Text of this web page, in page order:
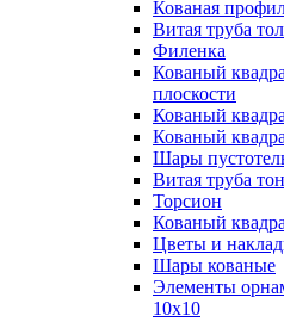
Кованая
Витая труба
Филенка
Кованый
плоскости
Кованый
Кованый
Шары
Витая труба
Торсион
Кованый
Цветы и
Шары кованые
Элементы
10х10